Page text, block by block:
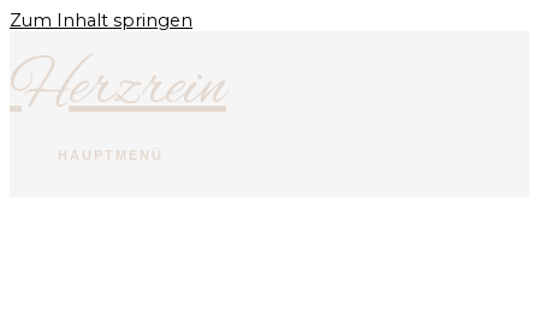
Zum Inhalt springen
Herzrein
HAUPTMENÜ